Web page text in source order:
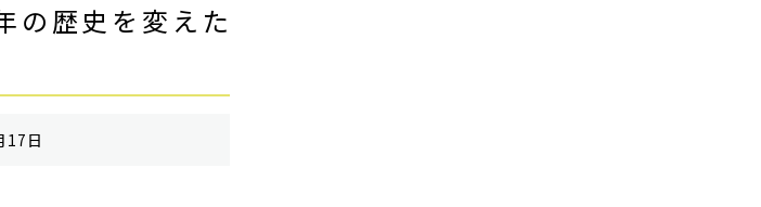
の歴史を変えた
17日